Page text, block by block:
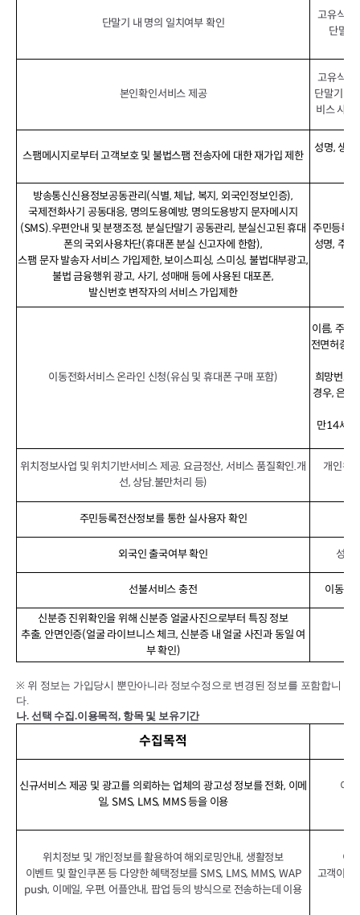
단말기 내 명의 일치여부 확인
고유식별
단말
본인확인서비스 제공
고유식별
단말기 정
비스 사
스팸메시지로부터 고객보호 및 불법스팸 전송자에 대한 재가입 제한
성명, 생
방송통신신용정보공동관리(식별, 체납, 복지, 외국인정보인증),
국제전화사기 공동대응, 명의도용예방, 명의도용방지 문자메시지
(SMS).우편안내 및 분쟁조정, 분실단말기 공동관리, 분실신고된 휴대
폰의 국외사용차단(휴대폰 분실 신고자에 한함),
스팸 문자 발송자 서비스 가입제한, 보이스피싱, 스미싱, 불법대부광고,
불법 금융행위 광고, 사기, 성매매 등에 사용된 대포폰,
발신번호 변작자의 서비스 가입제한
주민등록
성명, 주
이동전화서비스 온라인 신청(유심 및 휴대폰 구매 포함)
이름, 주민
전면허증
희망번호,
경우, 은행
만14세
위치정보사업 및 위치기반서비스 제공. 요금정산, 서비스 품질확인.개
선, 상담.불만처리 등)
개인위
주민등록전산정보를 통한 실사용자 확인
외국인 출국여부 확인 성명
선불서비스 충전 이동전
신분증 진위확인을 위해 신분증 얼굴사진으로부터 특징 정보
추출, 안면인증(얼굴 라이브니스 체크, 신분증 내 얼굴 사진과 동일 여
부 확인)
※ 위 정보는 가입당시 뿐만아니라 정보수정으로 변경된 정보를 포함합니
다.
나. 선택 수집 .이용목적, 항목 및 보유기간
수집목적
신규서비스 제공 및 광고를 의뢰하는 업체의 광고성 정보를 전화, 이메
일, SMS, LMS, MMS 등을 이용
이
위치정보 및 개인정보를 활용하여 해외로밍안내, 생활정보
이벤트 및 할인쿠폰 등 다양한 혜택정보를 SMS, LMS, MMS, WAP
push, 이메일, 우편, 어플안내, 팝업 등의 방식으로 전송하는데 이용
이
고객이